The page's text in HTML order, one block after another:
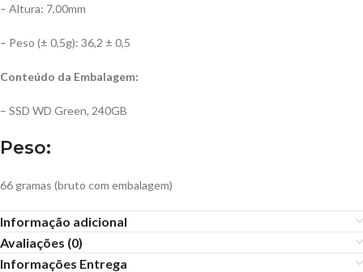
– Altura: 7,00mm
– Peso (± 0,5g): 36,2 ± 0,5
Conteúdo da Embalagem:
– SSD WD Green, 240GB
Peso:
66 gramas (bruto com embalagem)
Informação adicional
Avaliações (0)
Informações Entrega